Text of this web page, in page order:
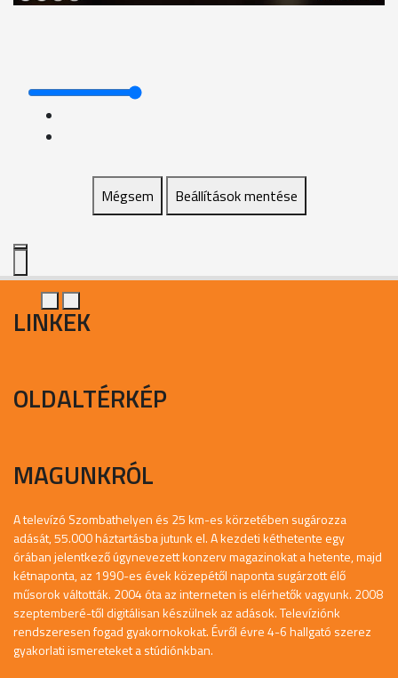
Mégsem Beállítások mentése
LINKEK
OLDALTÉRKÉP
MAGUNKRÓL
A televízó Szombathelyen és 25 km-es körzetében sugározza
adását, 55.000 háztartásba jutunk el. A kezdeti kéthetente egy
órában jelentkező úgynevezett konzerv magazinokat a hetente, majd
kétnaponta, az 1990-es évek közepétől naponta sugárzott élő
műsorok váltották. 2004 óta az interneten is elérhetők vagyunk. 2008
szeptemberé-től digitálisan készülnek az adások. Televíziónk
rendszeresen fogad gyakornokokat. Évről évre 4-6 hallgató szerez
gyakorlati ismereteket a stúdiónkban.